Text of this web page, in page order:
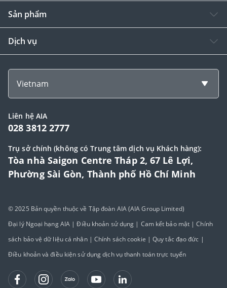
Sản phẩm
Dịch vụ
Vietnam
Liên hệ AIA
028 3812 2777
Trụ sở chính (không có Trung tâm dịch vụ Khách hàng):
Tòa nhà Saigon Centre Tháp 2, 67 Lê Lợi,
Phường Sài Gòn, Thành phố Hồ Chí Minh
© 2025 Bản quyền thuộc về Tập đoàn AIA (AIA Group Limited)
Đại lý Ngoại hạng AIA |Điều khoản sử dụng | Cam kết bảo mật |Chính
sách bảo vệ dữ liệu cá nhân|Chính sách cookie |Quy tắc đạo đức |
Điều khoản và điều kiện sử dụng dịch vụ thanh toán trực tuyến